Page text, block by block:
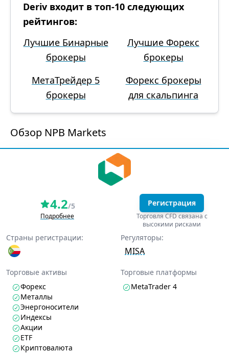
Deriv входит в топ-10 следующих
рейтингов:
Лучшие Бинарные
брокеры
Лучшие Форекс
брокеры
МетаТрейдер 5
брокеры
Форекс брокеры
для скальпинга
Обзор NPB Markets
4.2/5
Подробнее
Регистрация
Торговля CFD связана с
высокими рисками
Страны регистрации: Регуляторы:
MISA
Торговые активы
Форекс
Металлы
Энергоносители
Индексы
Акции
ETF
Криптовалюта
Торговые платформы
MetaTrader 4